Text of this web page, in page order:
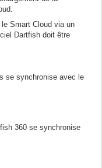
Smart Cloud via un
Dartfish doit être
se synchronise avec le
360 se synchronise